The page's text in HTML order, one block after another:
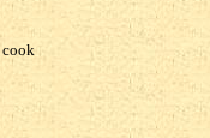
cook